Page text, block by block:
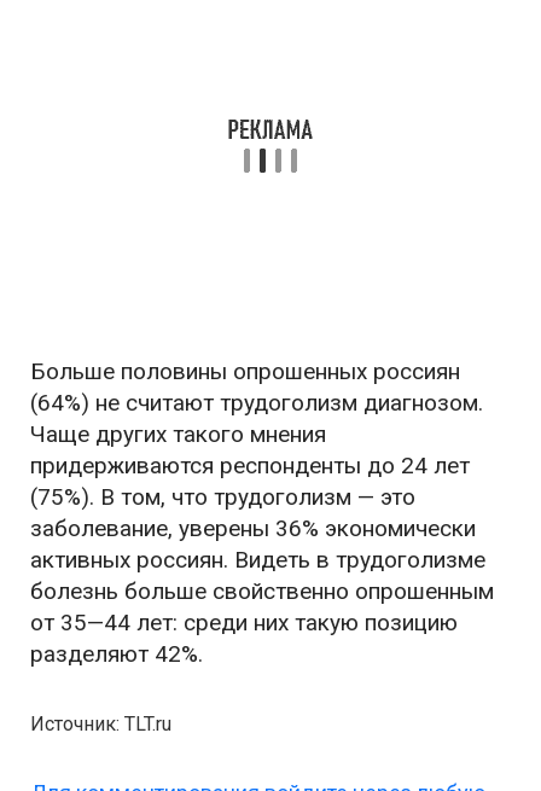
Больше половины опрошенных россиян
(64%) не считают трудоголизм диагнозом.
Чаще других такого мнения
придерживаются респонденты до 24 лет
(75%). В том, что трудоголизм — это
заболевание, уверены 36% экономически
активных россиян. Видеть в трудоголизме
болезнь больше свойственно опрошенным
от 35—44 лет: среди них такую позицию
разделяют 42%.
Источник: TLT.ru